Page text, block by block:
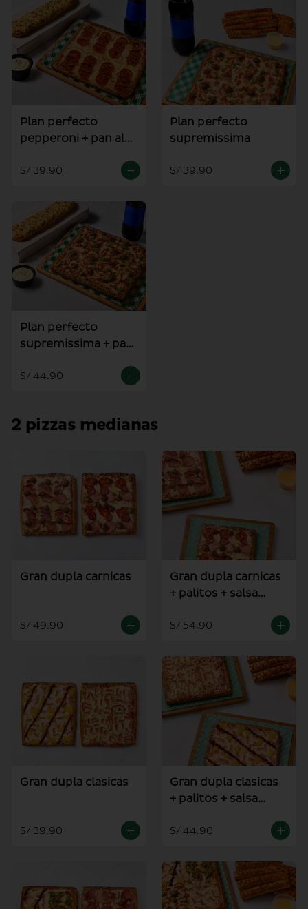
Plan perfecto
pepperoni + pan al
S/ 39.90
Plan perfecto
supremissima
S/ 39.90
Plan perfecto
supremissima + pan
S/ 44.90
2 pizzas medianas
Gran dupla carnicas
S/ 49.90
Gran dupla carnicas
+ palitos + salsa
S/ 54.90
Gran dupla clasicas
S/ 39.90
Gran dupla clasicas
+ palitos + salsa
S/ 44.90